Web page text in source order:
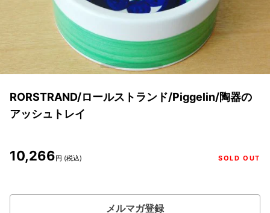
RORSTRAND/ロールストランド/Piggelin/陶器の
アッシュトレイ
10,266円 (税込) SOLD OUT
メルマガ登録